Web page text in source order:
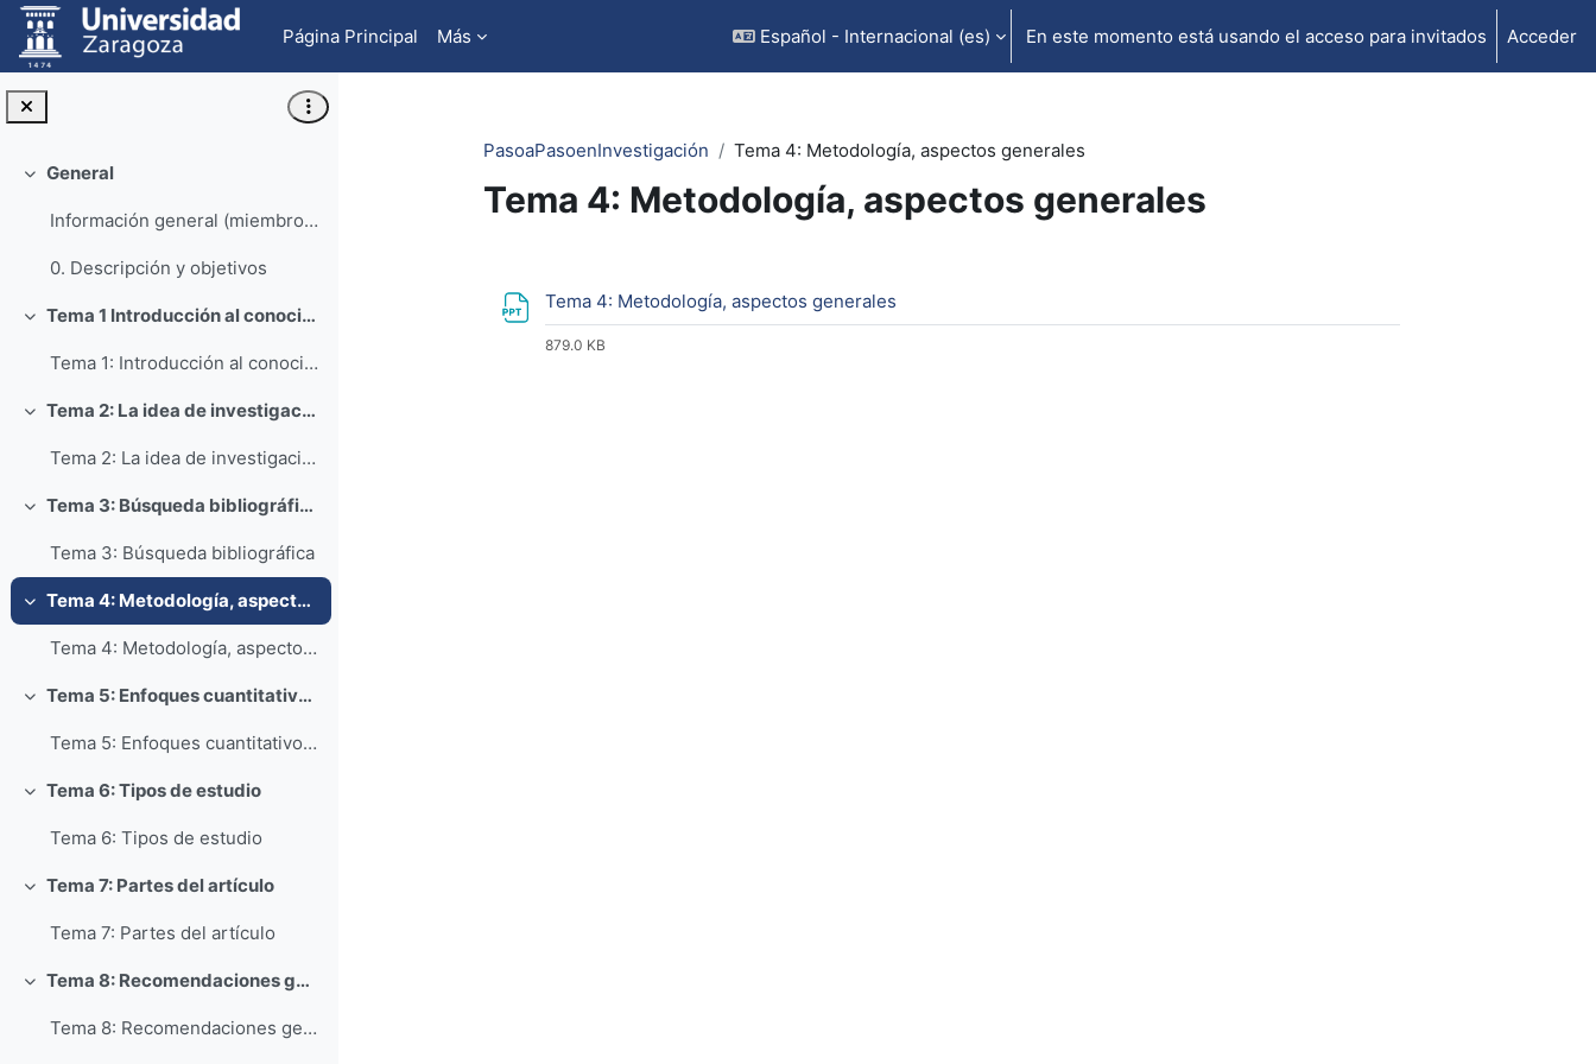
Salta al contenido principal
Página Principal
Más Español - Internacional ‎(es)‎ En este momento está usando el acceso para invitados Acceder
Colapsar
General
Información general (miembros equipo)
0. Descripción y objetivos
Colapsar Tema 1 Introducción al conocimiento científico
Tema 1: Introducción al conocimiento científico
Colapsar Tema 2: La idea de investigación
Tema 2: La idea de investigación
Colapsar Tema 3: Búsqueda bibliográfica
Tema 3: Búsqueda bibliográfica
Colapsar Tema 4: Metodología, aspectos generales
Tema 4: Metodología, aspectos generales
Colapsar Tema 5: Enfoques cuantitativo y cualitativo
Tema 5: Enfoques cuantitativo y cualitativo
Colapsar
Tema 6: Tipos de estudio
Tema 6: Tipos de estudio
Colapsar
Tema 7: Partes del artículo
Tema 7: Partes del artículo
Colapsar Tema 8: Recomendaciones generales de redacción
Tema 8: Recomendaciones generales de redacción
PasoaPasoenInvestigación Tema 4: Metodología, aspectos generales
Tema 4: Metodología, aspectos generales
Tema 4: Metodología, aspectos generales
879.0 KB